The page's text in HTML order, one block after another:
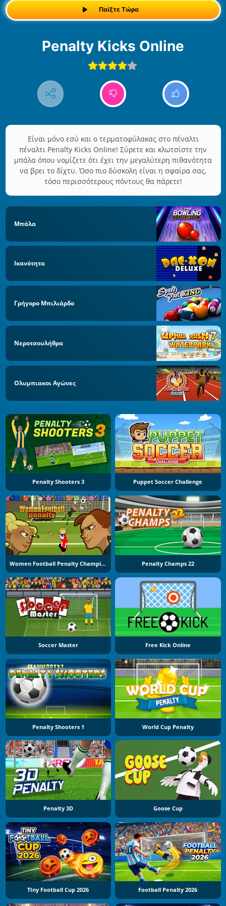
Παίξτε Τώρα
Penalty Kicks Online
Είναι μόνο εσύ και ο τερματοφύλακας στο πέναλτι
πέναλτι Penalty Kicks Online! Σύρετε και κλωτσίστε την
μπάλα όπου νομίζετε ότι έχει την μεγαλύτερη πιθανότητα
να βρει το δίχτυ. Όσο πιο δύσκολη είναι η σφαίρα σας,
τόσο περισσότερους πόντους θα πάρετε!
Μπάλα
Ικανότητα
Γρήγορο Μπιλιάρδο
Νεροτσουλήθρα
Ολυμπιακοι Αγώνες
Penalty Shooters 3 Puppet Soccer Challenge
Women Football Penalty Champions Penalty Champs 22
Soccer Master Free Kick Online
Penalty Shooters 1 World Cup Penalty
Penalty 3D Goose Cup
TIny Football Cup 2026 Football Penalty 2026